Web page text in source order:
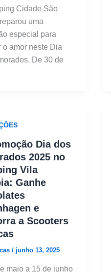
Cidade São
uma
especial para
o amor neste Dia
De 30 de
Dia dos
2025 no
Vila
Ganhe
e
a Scooters
/ junho 13, 2025
maio a 15 de junho